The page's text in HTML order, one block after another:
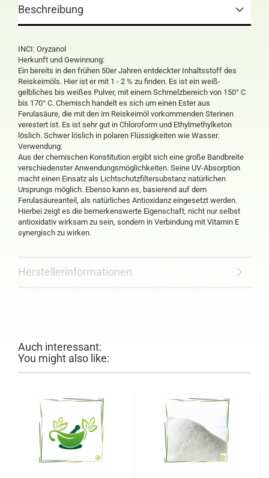
Beschreibung
INCI: Oryzanol
Herkunft und Gewinnung:
Ein bereits in den frühen 50er Jahren entdeckter Inhaltsstoff des
Reiskeimöls. Hier ist er mit 1 - 2 % zu finden. Es ist ein weiß-
gelbliches bis weißes Pulver, mit einem Schmelzbereich von 150° C
bis 170° C. Chemisch handelt es sich um einen Ester aus
Ferulasäure, die mit den im Reiskeimöl vorkommenden Sterinen
verestert ist. Es ist sehr gut in Chloroform und Ethylmethylketon
löslich. Schwer löslich in polaren Flüssigkeiten wie Wasser.
Verwendung:
Aus der chemischen Konstitution ergibt sich eine große Bandbreite
verschiedenster Anwendungsmöglichkeiten. Seine UV-Absorption
macht einen Einsatz als Lichtschutzfiltersubstanz natürlichen
Ursprungs möglich. Ebenso kann es, basierend auf dem
Ferulasäureanteil, als natürliches Antioxidanz eingesetzt werden.
Hierbei zeigt es die bemerkenswerte Eigenschaft, nicht nur selbst
antioxidativ wirksam zu sein, sondern in Verbindung mit Vitamin E
synergisch zu wirken.
Herstellerinformationen
Auch interessant:
You might also like: